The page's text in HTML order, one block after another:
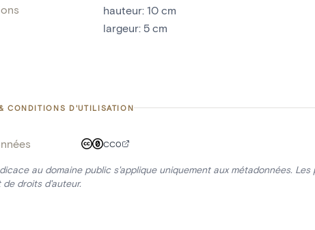
hauteur: 10 cm
largeur: 5 cm
CONDITIONS D'UTILISATION
CC0
au domaine public s'applique uniquement aux métadonnées.
droits d'auteur.